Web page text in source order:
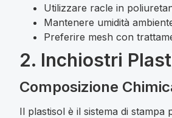
Utilizzare racle in
Mantenere umidità
Preferire mesh con
2. Inchiostri
Composizione
Il plastisol è il sistema di